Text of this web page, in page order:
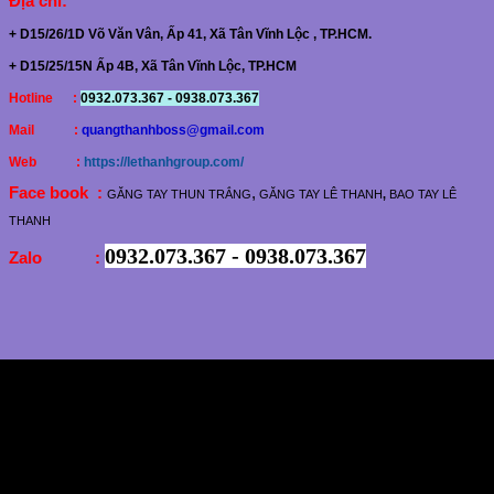
+ D15/26/1D Võ Văn Vân, Ấp 41, Xã Tân Vĩnh Lộc , TP.HCM.
+ D15/25/15N Ấp 4B, Xã Tân Vĩnh Lộc, TP.HCM
Hotline : 0932.073.367 - 0938.073.367
Mail : quangthanhboss@gmail.com
Web : https://lethanhgroup.com/
Face book :GĂNG TAY THUN TRẮNG, GĂNG TAY LÊ THANH, BAO TAY LÊ
THANH
Zalo : 0932.073.367 - 0938.073.367